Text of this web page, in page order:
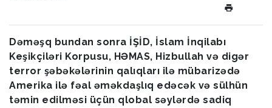
Dəməşq bundan sonra İŞİD, İslam İnqilabı
Keşikçiləri Korpusu, HƏMAS, Hizbullah və digər
terror şəbəkələrinin qalıqları ilə mübarizədə
Amerika ilə fəal əməkdaşlıq edəcək və sülhün
təmin edilməsi üçün qlobal səylərdə sadiq